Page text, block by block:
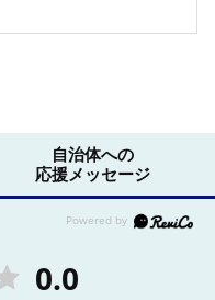
自治体への
応援メッセージ
0.0